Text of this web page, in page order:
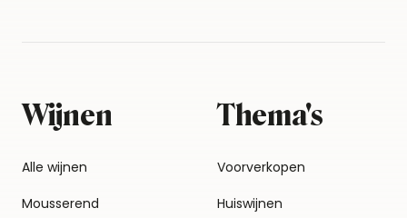
Wijnen
Alle wijnen
Mousserend
Thema's
Voorverkopen
Huiswijnen